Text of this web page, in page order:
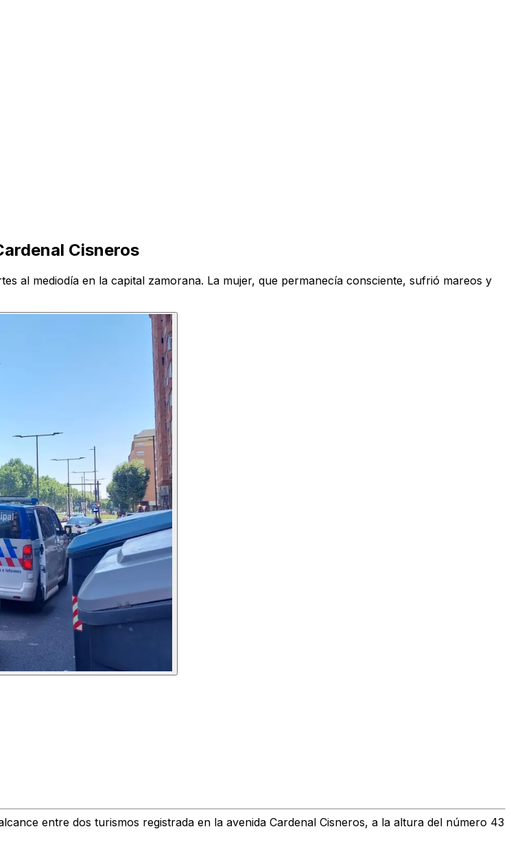
Cisneros
al mediodía en la capital zamorana. La mujer, que permanecía consciente, sufrió mareos y
entre dos turismos registrada en la avenida Cardenal Cisneros, a la altura del número 43